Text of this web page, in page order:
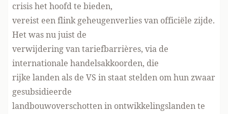
crisis het hoofd te bieden,
vereist een flink geheugenverlies van officiële zijde.
Het was nu juist de
verwijdering van tariefbarrières, via de
internationale handelsakkoorden, die
rijke landen als de VS in staat stelden om hun zwaar
gesubsidieerde
landbouwoverschotten in ontwikkelingslanden te